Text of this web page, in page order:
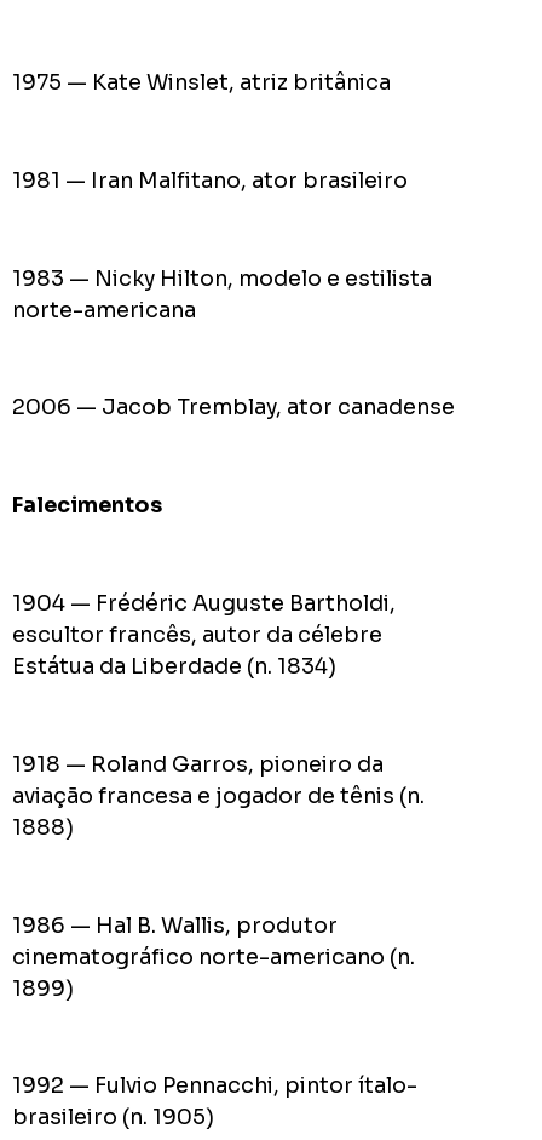
1975 — Kate Winslet, atriz britânica
1981 — Iran Malfitano, ator brasileiro
1983 — Nicky Hilton, modelo e estilista
norte-americana
2006 — Jacob Tremblay, ator canadense
Falecimentos
1904 — Frédéric Auguste Bartholdi,
escultor francês, autor da célebre
Estátua da Liberdade (n. 1834)
1918 — Roland Garros, pioneiro da
aviação francesa e jogador de tênis (n.
1888)
1986 — Hal B. Wallis, produtor
cinematográfico norte-americano (n.
1899)
1992 — Fulvio Pennacchi, pintor ítalo-
brasileiro (n. 1905)